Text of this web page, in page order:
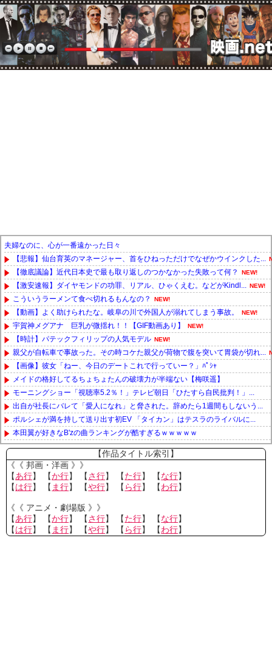
夫婦なのに、心が一番遠かった日々
【悲報】仙台育英のマネージャー、首をひねっただけでなぜかウインクした...
【徹底議論】近代日本史で最も取り返しのつかなかった失敗って何？ NEW!
【激安速報】ダイヤモンドの功罪、リアル、ひゃくえむ。などがKindl... NEW!
こういうラーメンて食べ切れるもんなの？ NEW!
【動画】よく助けられたな。岐阜の川で外国人が溺れてしまう事故。 NEW!
宇賀神メグアナ 巨乳が微揺れ！！【GIF動画あり】 NEW!
【時計】パテックフィリップの人気モデル NEW!
親父が自転車で事故った。その時コケた親父が荷物で腹を突いて胃袋が切れ...
【画像】彼女「ねー、今日のデートこれで行っていー？」ﾊﾟｼｬ
メイドの格好してるちょちょたんの破壊力が半端ない【梅咲遥】
モーニングショー「視聴率5.2％！」テレビ朝日「ひたすら自民批判！」...
出自が社長にバレて「愛人になれ」と脅された。辞めたら1週間もしないう...
ポルシェが満を持して送り出す初EV 「タイカン」はテスラのライバルに...
本田翼が好きなB'zの曲ランキングが酷すぎるｗｗｗｗｗ
Powered by livedoor 相互RSS
【作品タイトル索引】
《《 邦画・洋画 》》
【あ行】 【か行】 【さ行】 【た行】 【な行】
【は行】 【 ま行】 【や行】 【 ら行】 【わ行】
《《 アニメ・劇場版 》》
【あ行】 【か行】 【さ行】 【た行】 【な行】
【は行】 【 ま行】 【や行】 【 ら行】 【わ行】